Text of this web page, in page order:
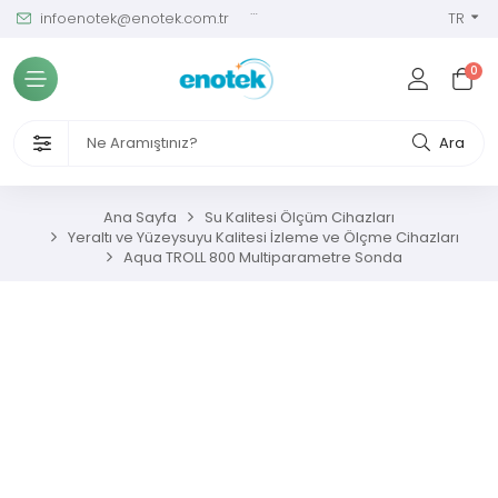
infoenotek@enotek.com.tr TR
0
Ara
Tüm Kategoriler
Kalibrasyon Masası
VE İŞÇİ SAĞLIĞI CİHAZLARI
Ana Sayfa
Su Kalitesi Ölçüm Cihazları
Yeraltı ve Yüzeysuyu Kalitesi İzleme ve Ölçme Cihazları
Aqua TROLL 800 Multiparametre Sonda